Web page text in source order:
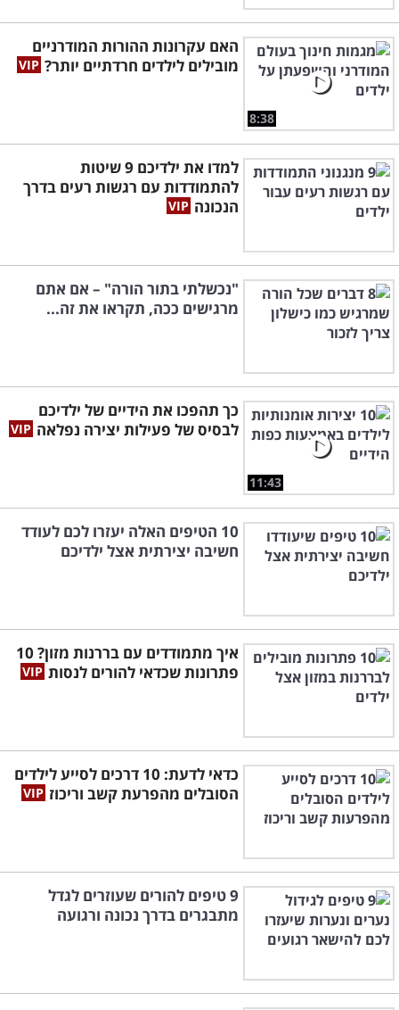
8:38
האם עקרונות ההורות המודרניים
מובילים לילדים חרדתיים יותר?
למדו את ילדיכם 9 שיטות
להתמודדות עם רגשות רעים בדרך
הנכונה
"נכשלתי בתור הורה" – אם אתם
מרגישים ככה, תקראו את זה...
11:43
כך תהפכו את הידיים של ילדיכם
לבסיס של פעילות יצירה נפלאה
10 הטיפים האלה יעזרו לכם לעודד
חשיבה יצירתית אצל ילדיכם
איך מתמודדים עם בררנות מזון? 10
פתרונות שכדאי להורים לנסות
כדאי לדעת: 10 דרכים לסייע לילדים
הסובלים מהפרעת קשב וריכוז
9 טיפים להורים שעוזרים לגדל
מתבגרים בדרך נכונה ורגועה